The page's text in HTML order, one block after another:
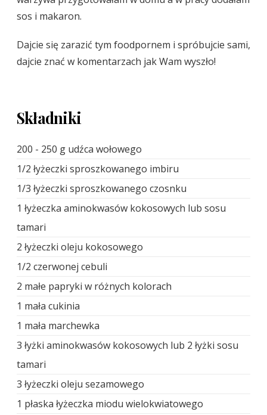
sos i makaron.
Dajcie się zarazić tym foodpornem i spróbujcie sami,
dajcie znać w komentarzach jak Wam wyszło!
Składniki
200 - 250 g udźca wołowego
1/2 łyżeczki sproszkowanego imbiru
1/3 łyżeczki sproszkowanego czosnku
1 łyżeczka aminokwasów kokosowych lub sosu
tamari
2 łyżeczki oleju kokosowego
1/2 czerwonej cebuli
2 małe papryki w różnych kolorach
1 mała cukinia
1 mała marchewka
3 łyżki aminokwasów kokosowych lub 2 łyżki sosu
tamari
3 łyżeczki oleju sezamowego
1 płaska łyżeczka miodu wielokwiatowego